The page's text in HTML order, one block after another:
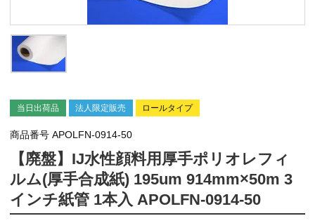
当日出荷品 法人限定販売 ロールタイプ
商品番号 APOLFN-0914-50
【廃盤】IJ水性顔料用厚手ポリオレフィ
ルム(厚手合成紙) 195um 914mm×50m 3
インチ紙管 1本入 APOLFN-0914-50